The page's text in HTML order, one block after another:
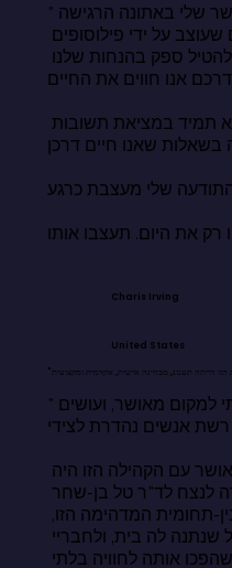
"קבלת הסמכת לימודי האושר שלי באתונה הרגישה
אנו חווים את החיים.
אולי שם מתחיל השינוי. לא תמיד במציאת תשובות
שאנו חיים דרכן.
שלי מעצבת כרגע?
Charis Irving
United States
"החיים שלי באמת הביאו אותי למקום מאושר, ועושים
אנשים נהדרת לצידי.
משמעותי מאוד. אני אסיר תודה לנצח לד"ר טל בן-שחר